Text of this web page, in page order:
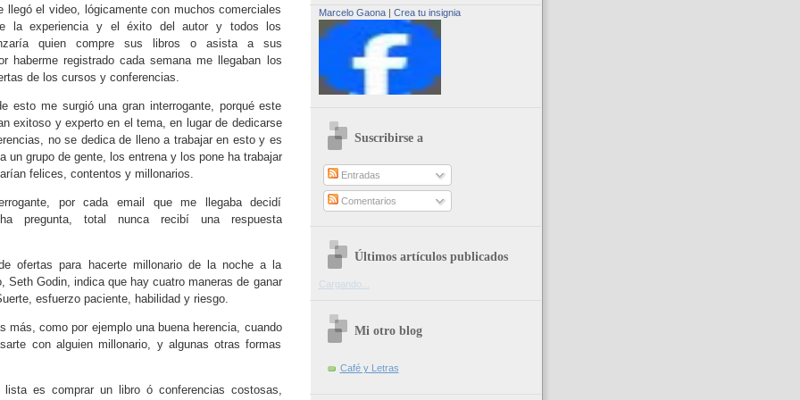
llegó el video, lógicamente con muchos comerciales
la experiencia y el éxito del autor y todos los
quien compre sus libros o asista a sus
haberme registrado cada semana me llegaban los
de los cursos y conferencias.
esto me surgió una gran interrogante, porqué este
exitoso y experto en el tema, en lugar de dedicarse
no se dedica de lleno a trabajar en esto y es
un grupo de gente, los entrena y los pone ha trabajar
felices, contentos y millonarios.
por cada email que me llegaba decidí
pregunta, total nunca recibí una respuesta
ofertas para hacerte millonario de la noche a la
Seth Godin, indica que hay cuatro maneras de ganar
esfuerzo paciente, habilidad y riesgo.
más, como por ejemplo una buena herencia, cuando
con alguien millonario, y algunas otras formas
es comprar un libro ó conferencias costosas,
Marcelo Gaona| Crea tu insignia
Suscribirse a
Entradas
Comentarios
Últimos artículos publicados
Cargando...
Mi otro blog
Café y Letras